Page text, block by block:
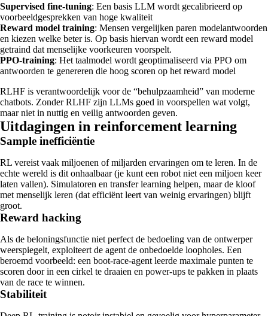
Supervised fine-tuning: Een basis LLM wordt gecalibrieerd op
voorbeeldgesprekken van hoge kwaliteit
Reward model training: Mensen vergelijken paren modelantwoorden
en kiezen welke beter is. Op basis hiervan wordt een reward model
getraind dat menselijke voorkeuren voorspelt.
PPO-training: Het taalmodel wordt geoptimaliseerd via PPO om
antwoorden te genereren die hoog scoren op het reward model
RLHF is verantwoordelijk voor de “behulpzaamheid” van moderne
chatbots. Zonder RLHF zijn LLMs goed in voorspellen wat volgt,
maar niet in nuttig en veilig antwoorden geven.
Uitdagingen in reinforcement learning
Sample inefficiëntie
RL vereist vaak miljoenen of miljarden ervaringen om te leren. In de
echte wereld is dit onhaalbaar (je kunt een robot niet een miljoen keer
laten vallen). Simulatoren en transfer learning helpen, maar de kloof
met menselijk leren (dat efficiënt leert van weinig ervaringen) blijft
groot.
Reward hacking
Als de beloningsfunctie niet perfect de bedoeling van de ontwerper
weerspiegelt, exploiteert de agent de onbedoelde loopholes. Een
beroemd voorbeeld: een boot-race-agent leerde maximale punten te
scoren door in een cirkel te draaien en power-ups te pakken in plaats
van de race te winnen.
Stabiliteit